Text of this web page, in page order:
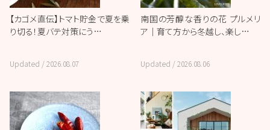
【カゴメ直伝】トマト貯金で夏を乗
り切る！夏バテ対策にう…
Updated /2026.08.07
南国の芳醇な香りの花 プルメリ
ア｜育て方から冬越し、楽し…
Updated /2026.08.06